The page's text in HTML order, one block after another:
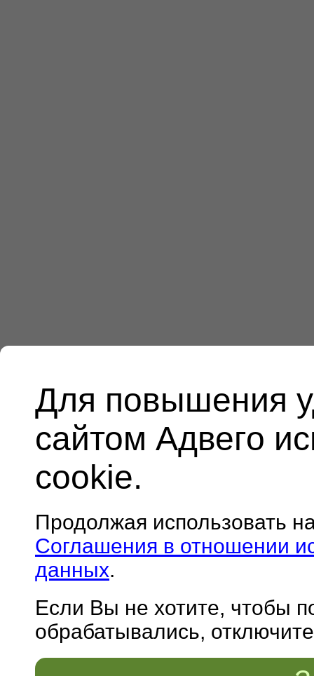
Для повышения
сайтом Адвего
cookie.
Продолжая использовать
Соглашения в отношении
данных.
Если Вы не хотите, чтобы
обрабатывались,